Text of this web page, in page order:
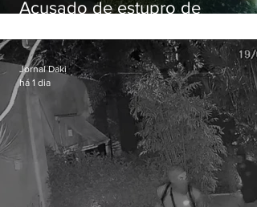
Acusado de estupro de
Jornal Daki
há 1 dia